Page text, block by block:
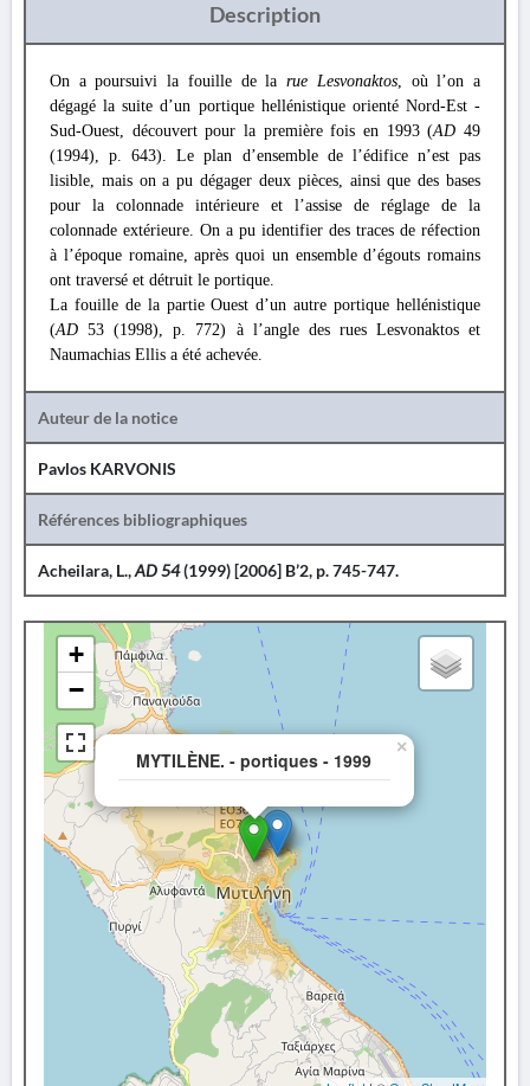
Description
On a poursuivi la fouille de larue Lesvonaktos, où l’on a
dégagé la suite d’un portique hellénistique orienté Nord-Est -
Sud-Ouest, découvert pour la première fois en 1993 (AD49
(1994), p. 643). Le plan d’ensemble de l’édifice n’est pas
lisible, mais on a pu dégager deux pièces, ainsi que des bases
pour la colonnade intérieure et l’assise de réglage de la
colonnade extérieure. On a pu identifier des traces de réfection
à l’époque romaine, après quoi un ensemble d’égouts romains
ont traversé et détruit le portique.
La fouille de la partie Ouestd’un autre portique hellénistique
(AD53 (1998), p. 772) à l’angle des rues Lesvonaktos et
Naumachias Ellis a été achevée.
Auteur de la notice
Pavlos KARVONIS
Références bibliographiques
Acheilara, L.,AD 54(1999) [2006] B’2, p. 745-747.
MYTILÈNE. - portiques - 1999
×
+
−